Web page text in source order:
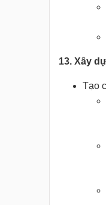
13. Xây
Tạo